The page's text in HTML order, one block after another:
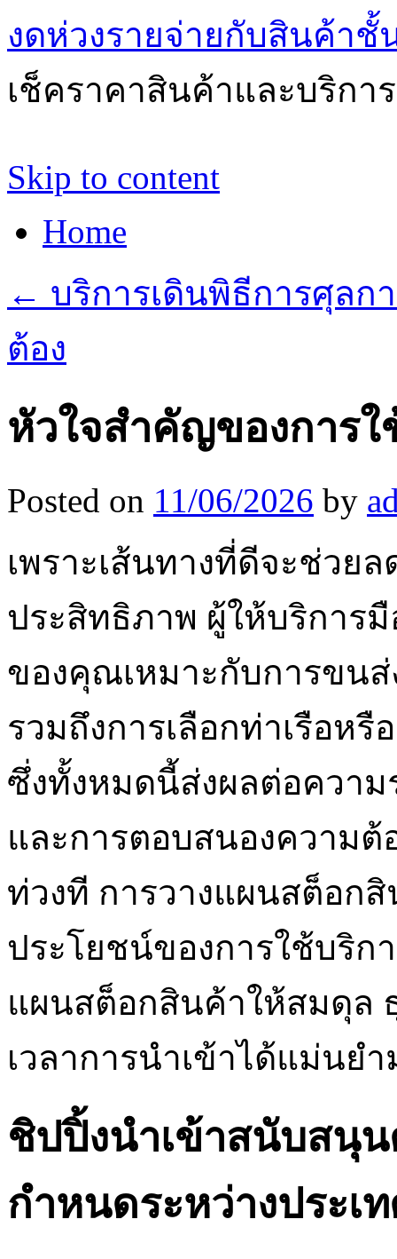
งดห่วงรายจ่ายกับสินค้า
เช็คราคาสินค้าและบริกา
Skip to content
Home
← บริการเดินพิธีการศุลก
ต้อง
หัวใจสำคัญของการใ
Posted on 11/06/2026 by
เพราะเส้นทางที่ดีจะช่วย
ประสิทธิภาพ ผู้ให้บริการ
ของคุณเหมาะกับการขนส่
รวมถึงการเลือกท่าเรือห
ซึ่งทั้งหมดนี้ส่งผลต่อความ
และการตอบสนองความต้
ท่วงที การวางแผนสต็อก
ประโยชน์ของการใช้บริก
แผนสต็อกสินค้าให้สมดุล
เวลาการนำเข้าได้แม่นย
ชิปปิ้งนำเข้าสนับสนุ
กำหนดระหว่างประเ